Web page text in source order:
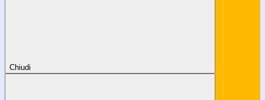
Chiudi